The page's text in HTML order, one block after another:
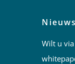
Wilt u